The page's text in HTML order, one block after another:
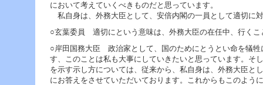
において考えていくべきものだと思っています。
私自身は、外務大臣として、安倍内閣の一員として適切に
○玄葉委員 適切にという意味は、外務大臣の在任中、行くこ
○岸田国務大臣 政治家として、国のためにとうとい命を犠
す、このことは私も大事にしていきたいと思っています。そ
を示す示し方については、従来から、私自身は、外務大臣と
にお答えをさせていただいております。これからもこのよう